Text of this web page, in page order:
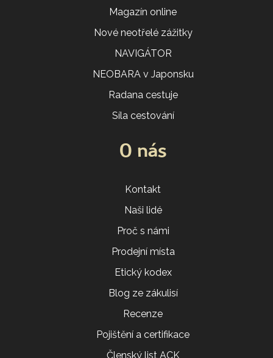
Magazín online
Nové neotřelé zážitky
NAVIGÁTOR
NEOBARA v Japonsku
Radana cestuje
Síla cestování
O nás
Kontakt
Naši lidé
Proč s námi
Prodejní místa
Etický kodex
Blog ze zákulisí
Recenze
Pojištění a certifikace
Členský list ACK